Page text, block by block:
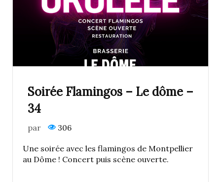
Soirée Flamingos – Le dôme –
34
par 306
Une soirée avec les flamingos de Montpellier
au Dôme ! Concert puis scène ouverte.